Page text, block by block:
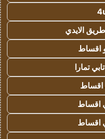
الايدي
اقساط
تمارا
اقساط
اقساط
اقساط